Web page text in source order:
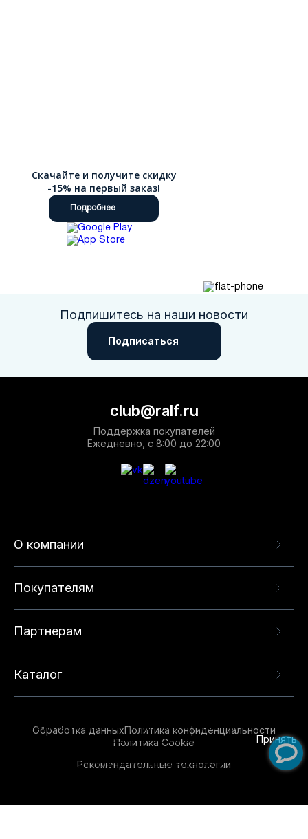
Скачайте и получите скидку
-15% на первый заказ!
Подробнее
Подпишитесь на наши новости
Подписаться
О компании
Покупателям
Партнерам
Каталог
club@ralf.ru
Поддержка покупателей
Ежедневно, с 8:00 до 22:00
Обработка данныхПолитика конфиденциальности
Политика Cookie
Рекомендательные технологии
опыта на нашем сайте. Продолжая использовать
данный сайт, вы соглашаетесь с использованием
технологий. Для получения дополнительной
Принять